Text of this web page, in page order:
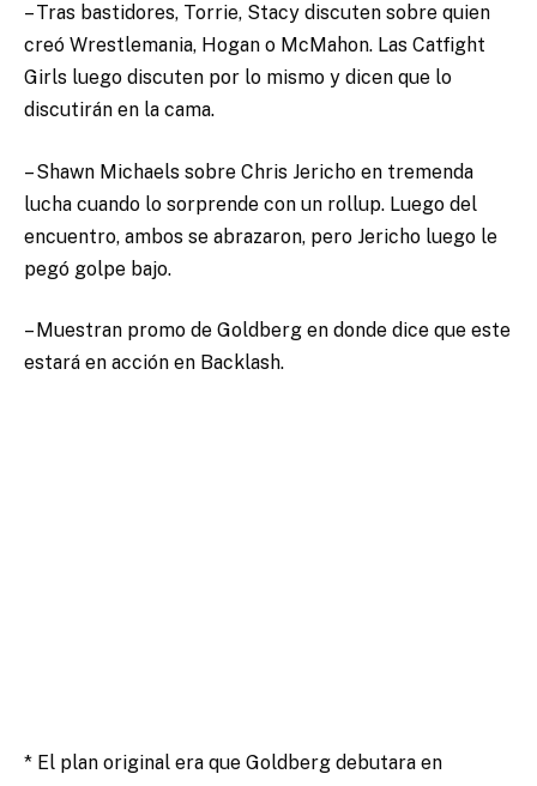
– Tras bastidores, Torrie, Stacy discuten sobre quien
creó Wrestlemania, Hogan o McMahon. Las Catfight
Girls luego discuten por lo mismo y dicen que lo
discutirán en la cama.
– Shawn Michaels sobre Chris Jericho en tremenda
lucha cuando lo sorprende con un rollup. Luego del
encuentro, ambos se abrazaron, pero Jericho luego le
pegó golpe bajo.
– Muestran promo de Goldberg en donde dice que este
estará en acción en Backlash.
* El plan original era que Goldberg debutara en